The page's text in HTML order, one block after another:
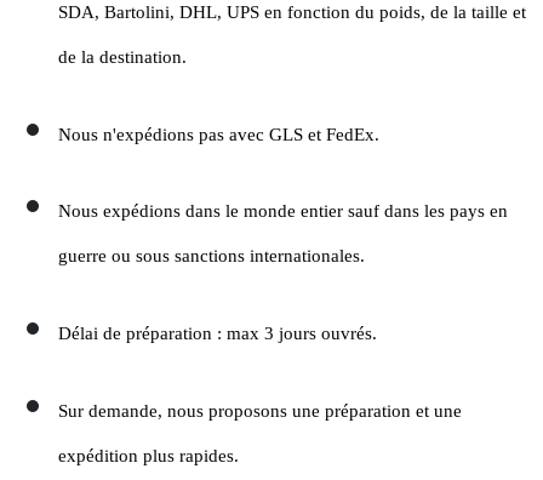
SDA, Bartolini, DHL, UPS en fonction du poids, de la taille et
de la destination.
Nous n'expédions pas avec GLS et FedEx.
Nous expédions dans le monde entier sauf dans les pays en
guerre ou sous sanctions internationales.
Délai de préparation : max 3 jours ouvrés.
Sur demande, nous proposons une préparation et une
expédition plus rapides.